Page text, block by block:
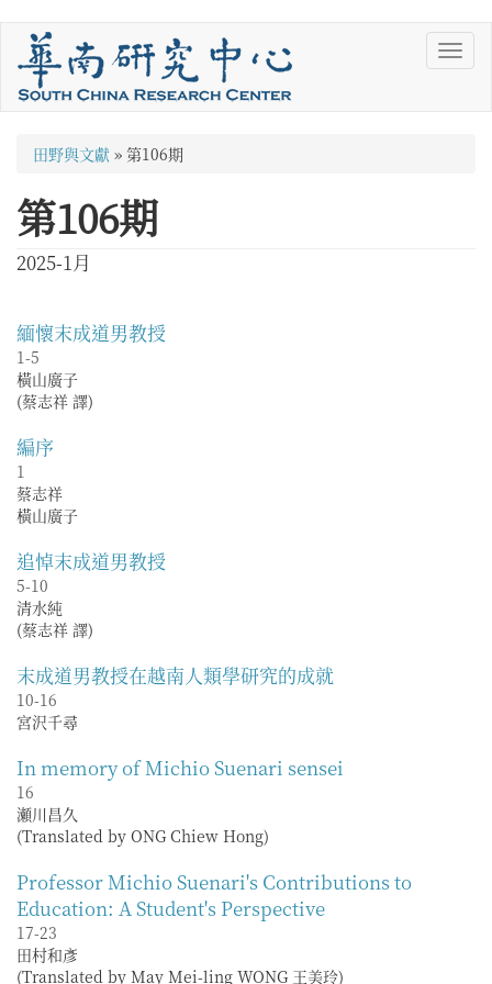
您
在
這
裡
田野與文獻 » 第106期
第106期
2025-1月
緬懷末成道男教授
1-5
橫山廣子
(蔡志祥 譯)
編序
1
蔡志祥
橫山廣子
追悼末成道男教授
5-10
清水純
(蔡志祥 譯)
末成道男教授在越南人類學研究的成就
10-16
宮沢千尋
In memory of Michio Suenari sensei
16
瀬川昌久
(Translated by ONG Chiew Hong)
Professor Michio Suenari's Contributions to
Education: A Student's Perspective
17-23
田村和彥
(Translated by May Mei-ling WONG 王美玲)